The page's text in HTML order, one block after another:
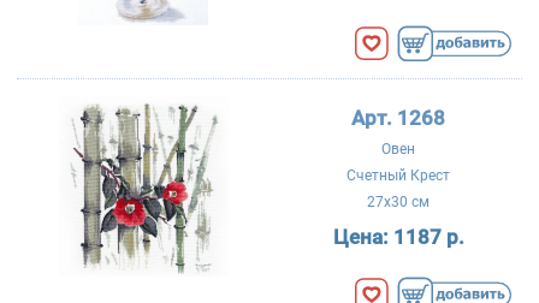
Арт. 1268
Овен
Счетный Крест
27x30 см
Цена: 1187 р.